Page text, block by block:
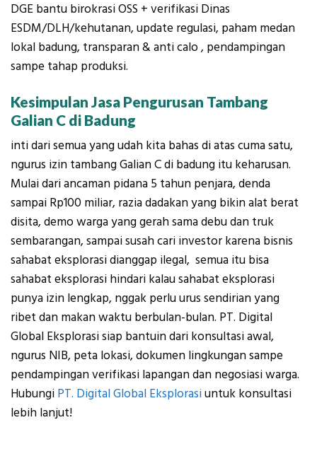
DGE bantu birokrasi OSS + verifikasi Dinas
ESDM/DLH/kehutanan, update regulasi, paham medan
lokal badung, transparan & anti calo , pendampingan
sampe tahap produksi.
Kesimpulan Jasa Pengurusan Tambang
Galian C di Badung
inti dari semua yang udah kita bahas di atas cuma satu,
ngurus izin tambang Galian C di badung itu keharusan.
Mulai dari ancaman pidana 5 tahun penjara, denda
sampai Rp100 miliar, razia dadakan yang bikin alat berat
disita, demo warga yang gerah sama debu dan truk
sembarangan, sampai susah cari investor karena bisnis
sahabat eksplorasi dianggap ilegal, semua itu bisa
sahabat eksplorasi hindari kalau sahabat eksplorasi
punya izin lengkap, nggak perlu urus sendirian yang
ribet dan makan waktu berbulan-bulan. PT. Digital
Global Eksplorasisiap bantuin dari konsultasi awal,
ngurus NIB, peta lokasi, dokumen lingkungan sampe
pendampingan verifikasi lapangan dan negosiasi warga.
Hubungi PT. Digital Global Eksplorasiuntuk konsultasi
lebih lanjut!